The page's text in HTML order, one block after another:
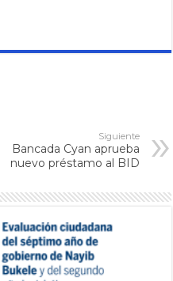
Siguiente
Bancada Cyan aprueba
nuevo préstamo al BID